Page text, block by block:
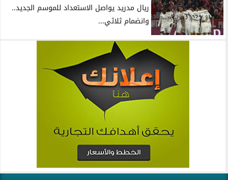
ريال مدريد يواصل الاستعداد للموسم الجديد..
وانضمام ثلاثي...